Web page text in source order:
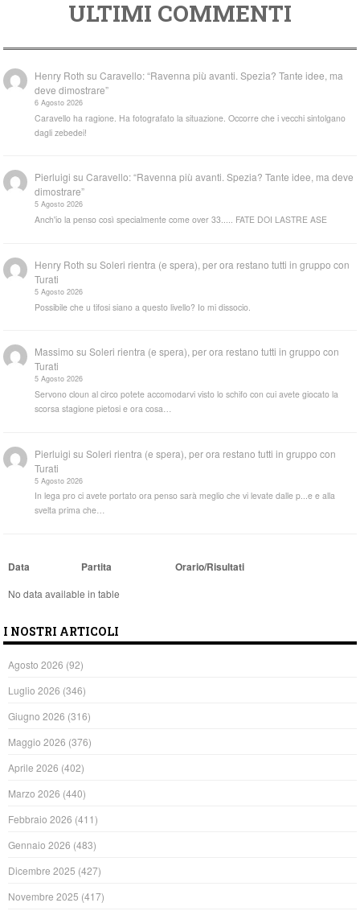
ULTIMI COMMENTI
Henry Roth suCaravello: “Ravenna più avanti. Spezia? Tante idee, ma
deve dimostrare”
6 Agosto 2026
Caravello ha ragione. Ha fotografato la situazione. Occorre che i vecchi sintolgano
dagli zebedei!
Pierluigi suCaravello: “Ravenna più avanti. Spezia? Tante idee, ma deve
dimostrare”
5 Agosto 2026
Anch'io la penso così specialmente come over 33..... FATE DOI LASTRE ASE
Henry Roth suSoleri rientra (e spera), per ora restano tutti in gruppo con
Turati
5 Agosto 2026
Possibile che u tifosi siano a questo livello? Io mi dissocio.
Massimo suSoleri rientra (e spera), per ora restano tutti in gruppo con
Turati
5 Agosto 2026
Servono cloun al circo potete accomodarvi visto lo schifo con cui avete giocato la
scorsa stagione pietosi e ora cosa…
Pierluigi suSoleri rientra (e spera), per ora restano tutti in gruppo con
Turati
5 Agosto 2026
In lega pro ci avete portato ora penso sarà meglio che vi levate dalle p...e e alla
svelta prima che…
Data Partita Orario/Risultati
No data available in table
I NOSTRI ARTICOLI
Agosto 2026 (92)
Luglio 2026 (346)
Giugno 2026 (316)
Maggio 2026 (376)
Aprile 2026 (402)
Marzo 2026 (440)
Febbraio 2026 (411)
Gennaio 2026 (483)
Dicembre 2025 (427)
Novembre 2025 (417)